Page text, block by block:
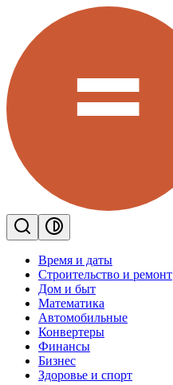
Время и даты
Строительство и ремонт
Дом и быт
Математика
Автомобильные
Конвертеры
Финансы
Бизнес
Здоровье и спорт